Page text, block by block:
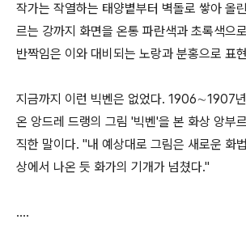
작가는 작열하는 태양볕부터 벽돌로 쌓아 올
르는 강까지 화면을 온통 파란색과 초록색으
반짝임은 이와 대비되는 노랑과 분홍으로 표
지금까지 이런 빅벤은 없었다. 1906∼1907
온 앙드레 드랭의 그림 '빅벤'을 본 화상 앙부
직한 말이다. "내 예상대로 그림은 새로운 화
상에서 나온 듯 화가의 기개가 넘쳤다."
....